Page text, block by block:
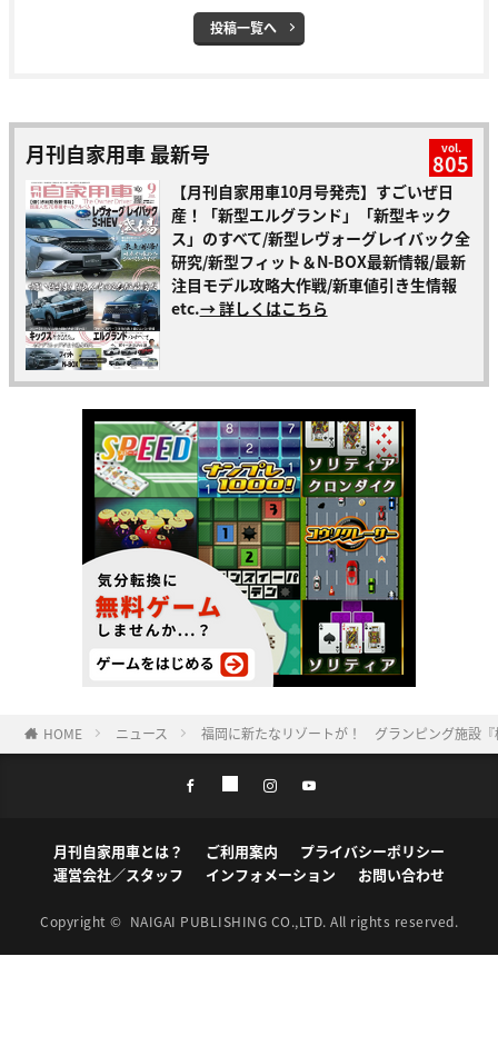
投稿一覧へ
月刊自家用車 最新号 vol.
805
【月刊自家用車10月号発売】すごいぜ日
産！「新型エルグランド」「新型キック
ス」のすべて/新型レヴォーグレイバック全
研究/新型フィット＆N-BOX最新情報/最新
注目モデル攻略大作戦/新車値引き生情報
etc.→ 詳しくはこちら
HOME ニュース 福岡に新たなリゾートが！ グランピング施設
月刊自家用車とは？ ご利用案内
プライバシーポリシー
運営会社／スタッフ
インフォメーション お問い合わせ
Copyright © NAIGAI PUBLISHING CO.,LTD. All rights reserved.